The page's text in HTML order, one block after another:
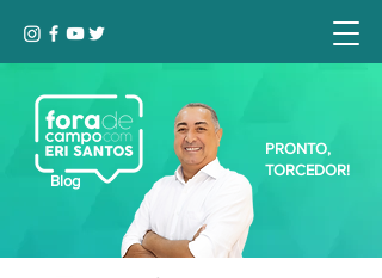
Blog
PRONTO,
TORCEDOR!